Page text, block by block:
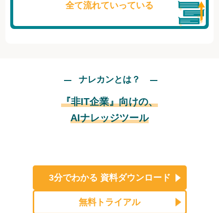
全て流れていっている
ナレカンとは？
『非IT企業』向けの、
AIナレッジツール
3分でわかる 資料ダウンロード
無料トライアル